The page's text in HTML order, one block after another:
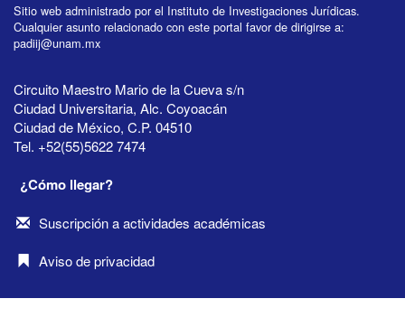
Sitio web administrado por el Instituto de Investigaciones Jurídicas.
Cualquier asunto relacionado con este portal favor de dirigirse a:
padiij@unam.mx
Circuito Maestro Mario de la Cueva s/n
Ciudad Universitaria, Alc. Coyoacán
Ciudad de México, C.P. 04510
Tel. +52(55)5622 7474
¿Cómo llegar?
Suscripción a actividades académicas
Aviso de privacidad